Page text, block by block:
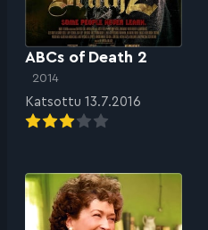
ABCs of Death 2
2014
Katsottu 13.7.2016